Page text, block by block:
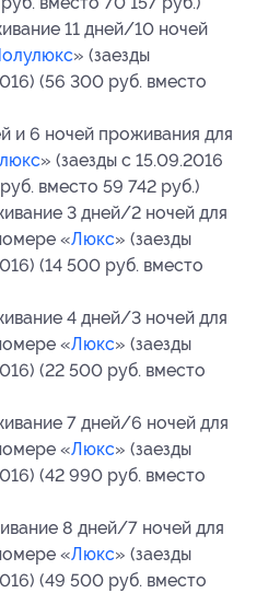
11 дней/10 ночей
» (заезды
(56 300 руб. вместо
и 6 ночей проживания для
» (заезды с 15.09.2016
вместо 59 742 руб.)
3 дней/2 ночей для
«Люкс» (заезды
(14 500 руб. вместо
4 дней/3 ночей для
«Люкс» (заезды
(22 500 руб. вместо
7 дней/6 ночей для
«Люкс» (заезды
(42 990 руб. вместо
8 дней/7 ночей для
«Люкс» (заезды
(49 500 руб. вместо